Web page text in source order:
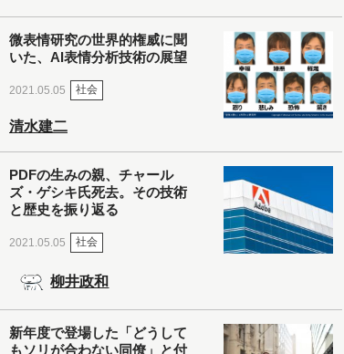
微表情研究の世界的権威に聞
いた、AI表情分析技術の展望
2021.05.05 社会
清水建二
PDFの生みの親、チャール
ズ・ゲシキ氏死去。その技術
と歴史を振り返る
2021.05.05 社会
柳井政和
新年度で登場した「どうして
もソリが合わない同僚」と付